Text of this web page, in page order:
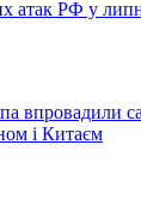
атак РФ у
впровадили
і Китаєм